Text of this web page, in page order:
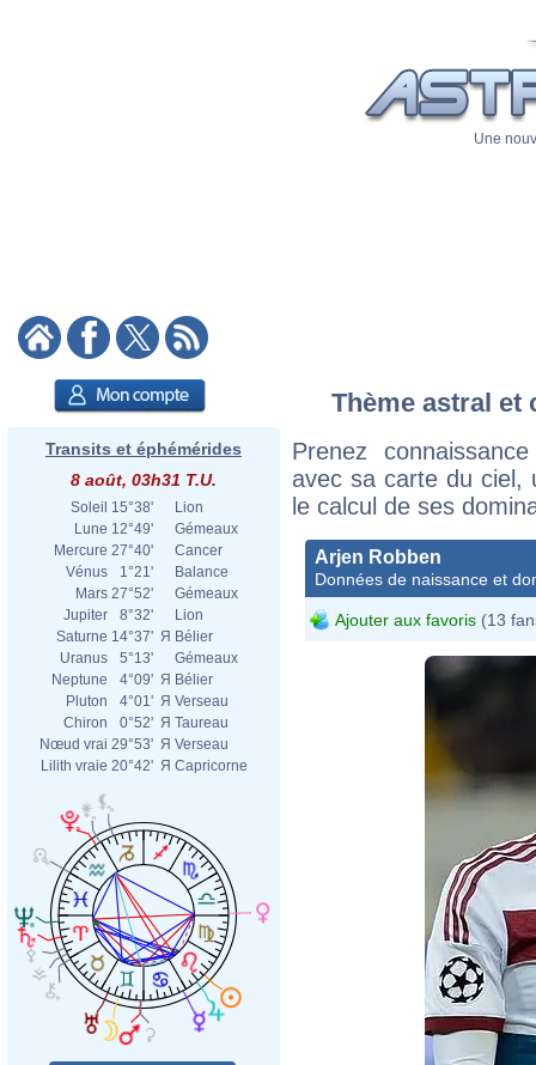
Une
Transits et éphémérides
8 août, 03h31 T.U.
Soleil 15°38'
Lion
Lune 12°49'
Gémeaux
Mercure 27°40'
Cancer
Vénus
1°21'
Balance
Mars 27°52'
Gémeaux
Jupiter
8°32'
Lion
Saturne 14°37' Я Bélier
Uranus
5°13'
Gémeaux
Neptune
4°09' Я Bélier
Pluton
4°01' Я Verseau
Chiron
0°52' Я Taureau
Nœud vrai 29°53' Я Verseau
Lilith vraie 20°42' Я Capricorne
Thème astral et
Prenez
avec sa carte du ciel,
le calcul de ses
Arjen Robben
Données de naissance et
Ajouter aux favoris (13